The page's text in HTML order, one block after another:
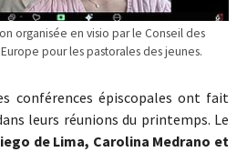
organisée en visio par le Conseil des
pour les pastorales des jeunes.
conférences épiscopales ont fait
leurs réunions du printemps. Le
de Lima, Carolina Medrano et